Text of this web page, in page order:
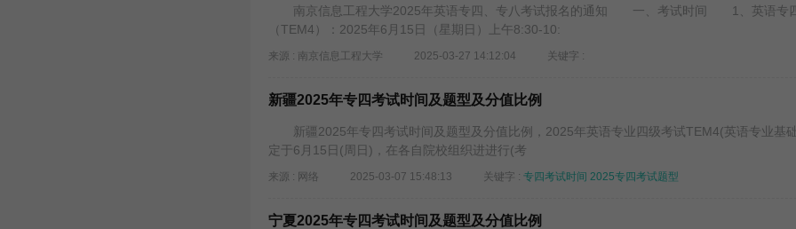
南京信息工程大学2025年英语专四、专八考试报名的通知 一、考试时间 1、英语专四
（TEM4）：2025年6月15日（星期日）上午8:30-10:
来源 : 南京信息工程大学 2025-03-27 14:12:04 关键字 :
新疆2025年专四考试时间及题型及分值比例
新疆2025年专四考试时间及题型及分值比例，2025年英语专业四级考试TEM4(英语专业基
定于6月15日(周日)，在各自院校组织进进行(考
来源 : 网络 2025-03-07 15:48:13 关键字 : 专四考试时间 2025专四考试题型
宁夏2025年专四考试时间及题型及分值比例